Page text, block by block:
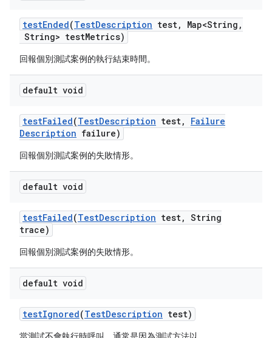
testEnded(TestDescription test, Map<String ,
String> testMetrics)
回報個別測試案例的執行結束時間。
default void
testFailed(TestDescription test,
Failure
Description failure)
回報個別測試案例的失敗情形。
default void
testFailed(TestDescription test, String
trace)
回報個別測試案例的失敗情形。
default void
testIgnored(TestDescription test)